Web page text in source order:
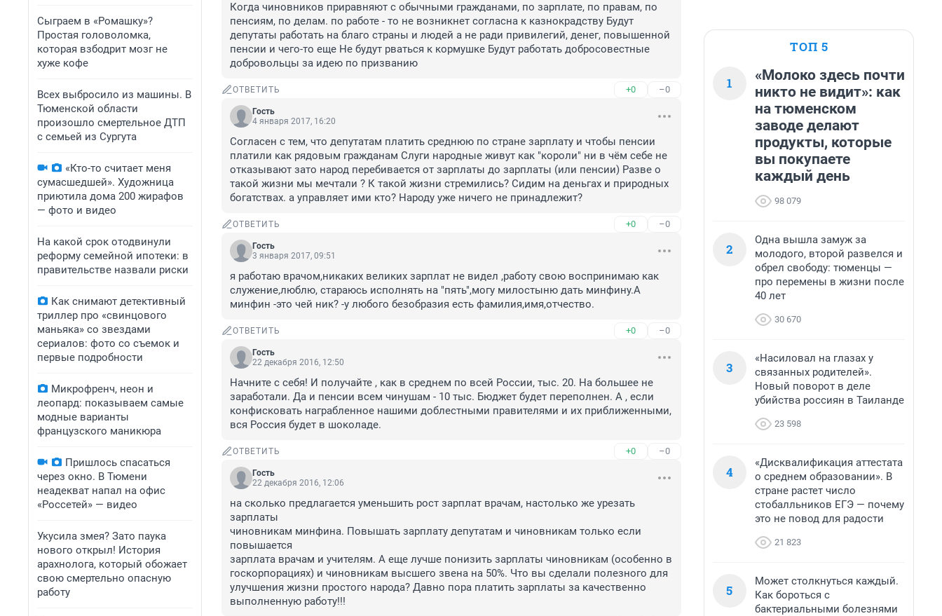
Сыграем в «Ромашку»?
Простая головоломка,
которая взбодрит мозг не
хуже кофе
Всех выбросило из машины. В
Тюменской области
произошло смертельное ДТП
с семьей из Сургута
«Кто-то считает меня
сумасшедшей». Художница
приютила дома 200 жирафов
— фото и видео
На какой срок отодвинули
реформу семейной ипотеки: в
правительстве назвали риски
Как снимают детективный
триллер про «свинцового
маньяка» со звездами
сериалов: фото со съемок и
первые подробности
Микрофренч, неон и
леопард: показываем самые
модные варианты
французского маникюра
Пришлось спасаться
через окно. В Тюмени
неадекват напал на офис
«Россетей» — видео
Укусила змея? Зато паука
нового открыл! История
арахнолога, который обожает
свою смертельно опасную
работу
Когда чиновников приравняют с обычными гражданами, по зарплате, по правам, по
пенсиям, по делам. по работе - то не возникнет согласна к казнокрадству Будут
депутаты работать на благо страны и людей а не ради привилегий, денег, повышенной
пенсии и чего-то еще Не будут рваться к кормушке Будут работать добросовестные
добровольцы за идею по призванию
ОТВЕТИТЬ +0 –0
Гость
4 января 2017, 16:20
Согласен с тем, что депутатам платить среднюю по стране зарплату и чтобы пенсии
платили как рядовым гражданам Слуги народные живут как "короли" ни в чём себе не
отказывают зато народ перебивается от зарплаты до зарплаты (или пенсии) Разве о
такой жизни мы мечтали ? К такой жизни стремились? Сидим на деньгах и природных
богатствах. а управляет ими кто? Народу уже ничего не принадлежит?
ОТВЕТИТЬ +0 –0
Гость
3 января 2017, 09:51
я работаю врачом,никаких великих зарплат не видел ,работу свою воспринимаю как
служение,люблю, стараюсь исполнять на "пять",могу милостыню дать минфину.А
минфин -это чей ник? -у любого безобразия есть фамилия,имя,отчество.
ОТВЕТИТЬ +0 –0
Гость
22 декабря 2016, 12:50
Начните с себя! И получайте , как в среднем по всей России, тыс. 20. На большее не
заработали. Да и пенсии всем чинушам - 10 тыс. Бюджет будет переполнен. А , если
конфисковать награбленное нашими доблестными правителями и их приближенными,
вся Россия будет в шоколаде.
ОТВЕТИТЬ +0 –0
Гость
22 декабря 2016, 12:06
на сколько предлагается уменьшить рост зарплат врачам, настолько же урезать
зарплаты
чиновникам минфина. Повышать зарплату депутатам и чиновникам только если
повышается
зарплата врачам и учителям. А еще лучше понизить зарплаты чиновникам (особенно в
госкорпорациях) и чиновникам высшего звена на 50%. Что вы сделали полезного для
улучшения жизни простого народа? Давно пора платить зарплаты за качественно
выполненную работу!!!
ТОП 5
1
«Молоко здесь почти
никто не видит»: как
на тюменском
заводе делают
продукты, которые
вы покупаете
каждый день
98 079
2
Одна вышла замуж за
молодого, второй развелся и
обрел свободу: тюменцы —
про перемены в жизни после
40 лет
30 670
3
«Насиловал на глазах у
связанных родителей».
Новый поворот в деле
убийства россиян в Таиланде
23 598
4
«Дисквалификация аттестата
о среднем образовании». В
стране растет число
стобалльников ЕГЭ — почему
это не повод для радости
21 823
5
Может столкнуться каждый.
Как бороться с
бактериальными болезнями